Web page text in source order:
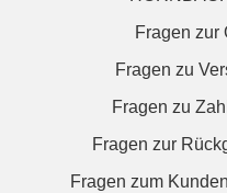
Fragen zur
Fragen zu
Fragen zu
Fragen zur
Fragen zum